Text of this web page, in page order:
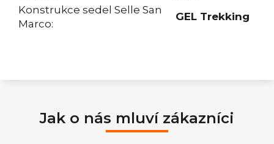
Konstrukce sedel Selle San
Marco:
GEL Trekking
Jak o nás mluví zákazníci